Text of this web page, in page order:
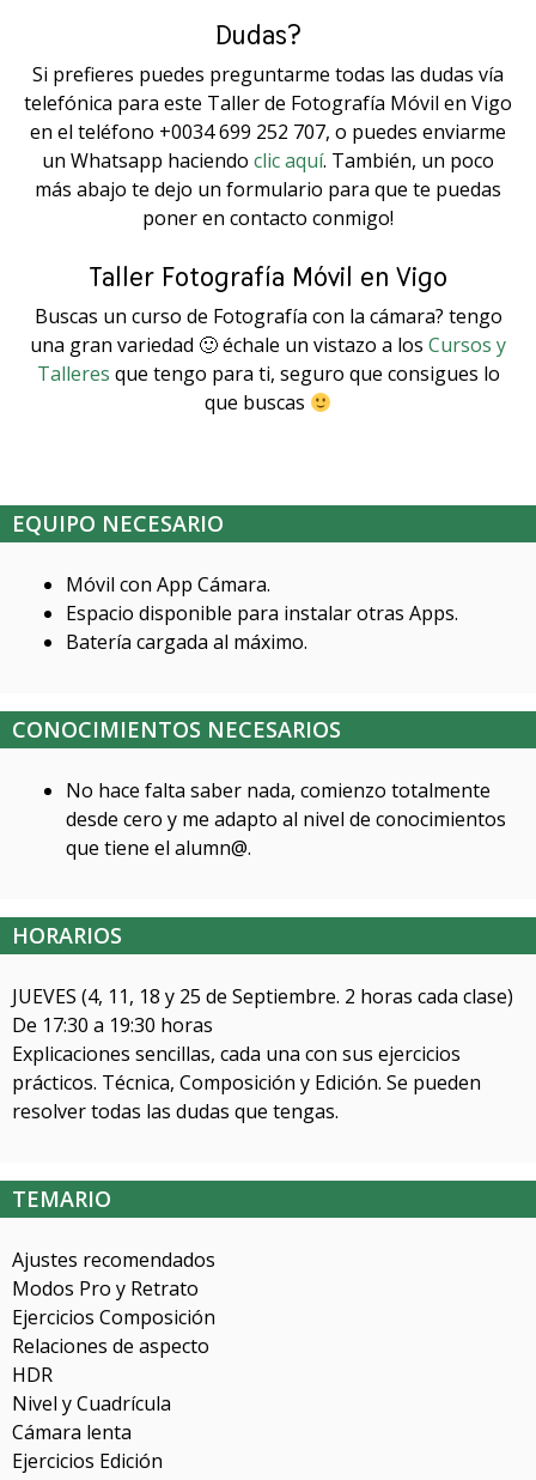
Dudas?⠀
Si prefieres puedes preguntarme todas las dudas vía
telefónica para este Taller de Fotografía Móvil en Vigo
en el teléfono +0034 699 252 707, o puedes enviarme
un Whatsapp haciendo clic aquí. También, un poco
más abajo te dejo un formulario para que te puedas
poner en contacto conmigo!
Taller Fotografía Móvil en Vigo
Buscas un curso de Fotografía con la cámara? tengo
una gran variedad 🙂 échale un vistazo a los Cursos y
Talleres que tengo para ti, seguro que consigues lo
que buscas
EQUIPO NECESARIO
Móvil con App Cámara.
Espacio disponible para instalar otras Apps.
Batería cargada al máximo.
CONOCIMIENTOS NECESARIOS
No hace falta saber nada, comienzo totalmente
desde cero y me adapto al nivel de conocimientos
que tiene el alumn@.
HORARIOS
JUEVES (4, 11, 18 y 25 de Septiembre. 2 horas cada clase)
De 17:30 a 19:30 horas
Explicaciones sencillas, cada una con sus ejercicios
prácticos. Técnica, Composición y Edición. Se pueden
resolver todas las dudas que tengas.
TEMARIO
Ajustes recomendados
Modos Pro y Retrato
Ejercicios Composición
Relaciones de aspecto
HDR
Nivel y Cuadrícula
Cámara lenta
Ejercicios Edición